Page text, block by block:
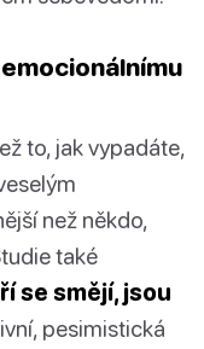
to, jak vypadáte,
než někdo,
také
se smějí, jsou
pesimistická